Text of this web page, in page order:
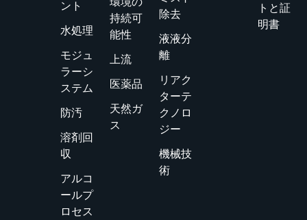
ント
水処理
モジュ
ラーシ
ステム
防汚
溶剤回
収
アルコ
ールプ
ロセス
持続可
能性
上流
医薬品
天然ガ
ス
除去
液液分
離
リアク
ターテ
クノロ
ジー
機械技
術
トと証
明書